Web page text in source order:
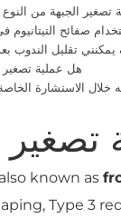
الجبهة من
صفائح التيتانيوم
تقليل الندوب
هل عملية تصغير
الاستشارة
known as
Type 3